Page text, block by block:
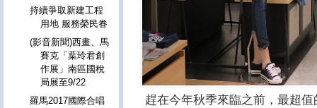
趕在今年秋季來臨之前，最超值
持續爭取新建工程
用地 服務榮民眷
(影音新聞)西畫、馬
賽克「葉玲君創
作展」南區國稅
局展至9/22
羅馬2017國際合唱